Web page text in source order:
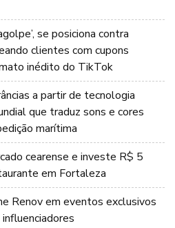
se posiciona contra
clientes com cupons
inédito do TikTok
a partir de tecnologia
que traduz sons e cores
marítima
cearense e investe R$ 5
em Fortaleza
Renov em eventos exclusivos